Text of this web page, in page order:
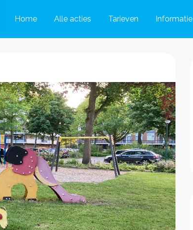
Home Alle acties Tarieven Informatie